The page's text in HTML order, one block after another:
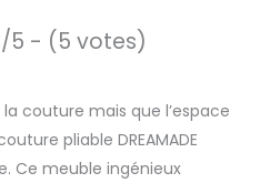
5 - (5 votes)
couture mais que l’espace
pliable DREAMADE
Ce meuble ingénieux